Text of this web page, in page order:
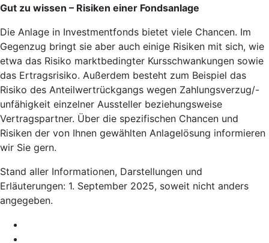
Gut zu wissen – Risiken einer Fondsanlage
Die Anlage in Investmentfonds bietet viele Chancen. Im
Gegenzug bringt sie aber auch einige Risiken mit sich, wie
etwa das Risiko marktbedingter Kursschwankungen sowie
das Ertragsrisiko. Außerdem besteht zum Beispiel das
Risiko des Anteilwertrückgangs wegen Zahlungsverzug/-
unfähigkeit einzelner Aussteller beziehungsweise
Vertragspartner. Über die spezifischen Chancen und
Risiken der von Ihnen gewählten Anlagelösung informieren
wir Sie gern.
Stand aller Informationen, Darstellungen und
Erläuterungen: 1. September 2025, soweit nicht anders
angegeben.